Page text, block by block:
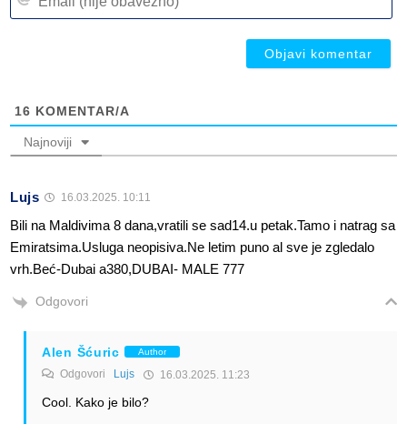
16 KOMENTAR/A
Najnoviji
Lujs 16.03.2025. 10:11
Bili na Maldivima 8 dana,vratili se sad14.u petak.Tamo i natrag sa
Emiratsima.Usluga neopisiva.Ne letim puno al sve je zgledalo
vrh.Beć-Dubai a380,DUBAI- MALE 777
Odgovori
Alen Šćuric Author
Odgovori Lujs 16.03.2025. 11:23
Cool. Kako je bilo?